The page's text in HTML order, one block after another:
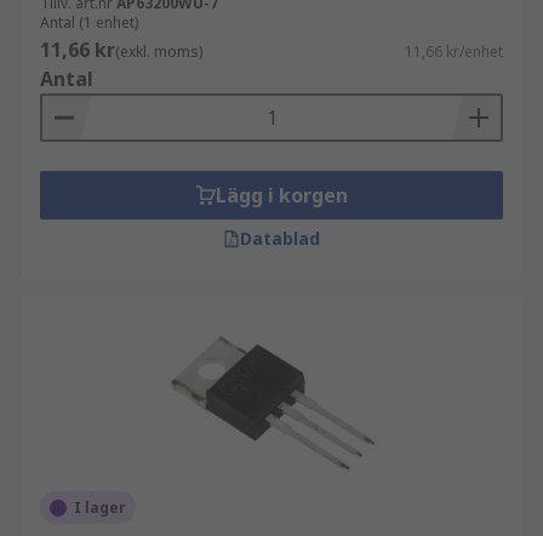
Antal (1 enhet)
11,66 kr(exkl. moms) 11,66 kr/enhet
Antal
Lägg i korgen
Datablad
I lager